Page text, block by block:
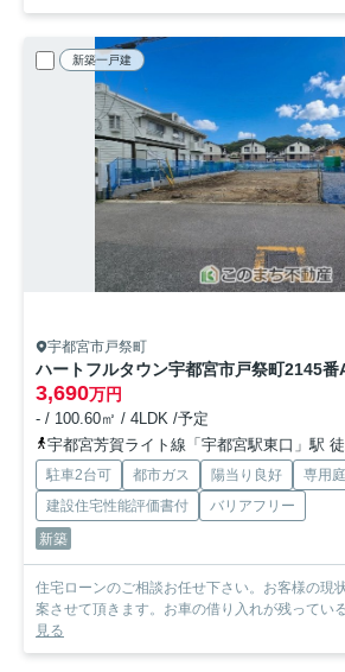
新築一戸建
宇都宮市戸祭町
ハートフルタウン宇都宮市戸祭町2145番
3,690万円
- / 100.60㎡ / 4LDK /予定
宇都宮芳賀ライト線「宇都宮駅東口」駅
駐車2台可 都市ガス 陽当り良好
専用庭
建設住宅性能評価書付
バリアフリー
新築
住宅ローンのご相談お任せ下さい。お客様の現
案させて頂きます。お車の借り入れが残ってい
見る